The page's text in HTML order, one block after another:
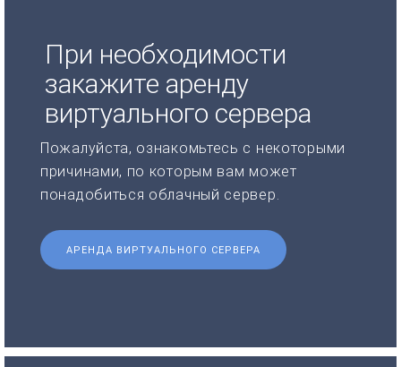
При необходимости
закажите аренду
виртуального сервера
Пожалуйста, ознакомьтесь с некоторыми
причинами, по которым вам может
понадобиться облачный сервер.
АРЕНДА ВИРТУАЛЬНОГО СЕРВЕРА